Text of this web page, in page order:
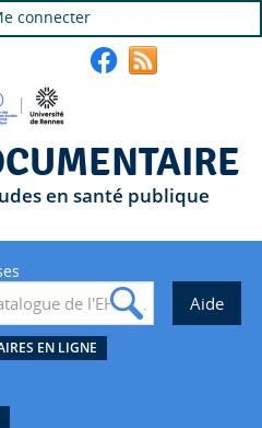
connecter
en santé publique
EN LIGNE